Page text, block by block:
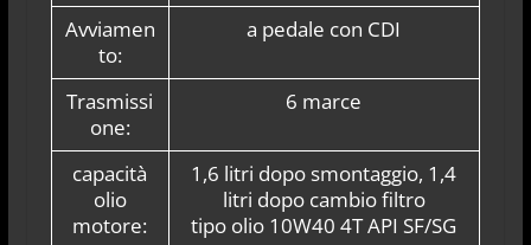
Avviamen
to:
a pedale con CDI
Trasmissi
one:
6 marce
capacità
olio
motore:
1,6 litri dopo smontaggio, 1,4
litri dopo cambio filtro
tipo olio 10W40 4T API SF/SG